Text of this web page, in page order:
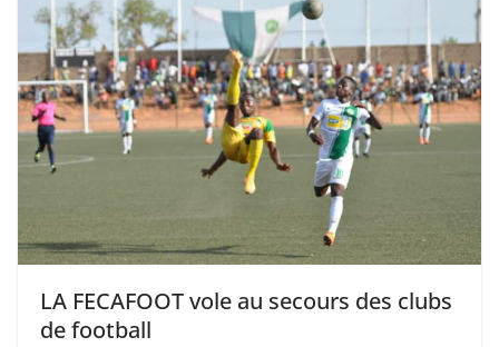
LA FECAFOOT vole au secours des clubs
de football